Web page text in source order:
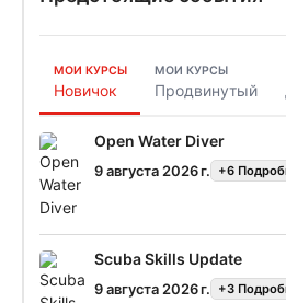
МОИ КУРСЫ
Новичок
МОИ КУРСЫ
Продвинутый
Open Water Diver
9 августа 2026 г. +6
Scuba Skills Update
9 августа 2026 г. +3